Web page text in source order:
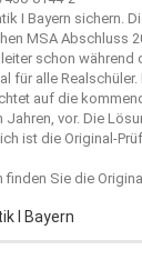
I Bayern sichern.
MSA Abschluss
schon
alle
auf die
vor. Die
ist die Original-
Sie die
I Bayern